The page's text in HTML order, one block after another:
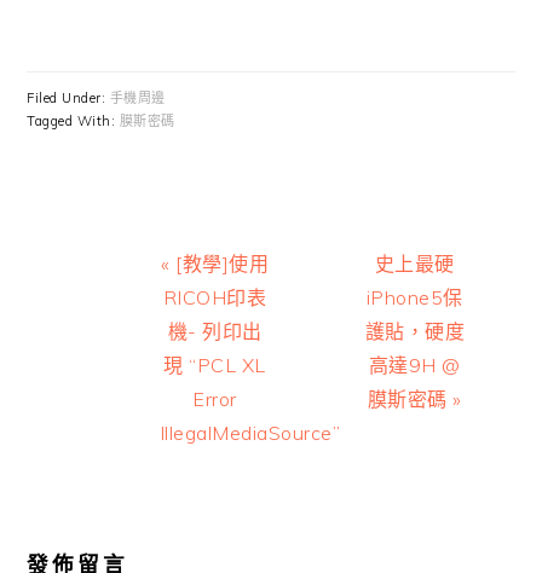
Filed Under: 手機周邊
Tagged With: 膜斯密碼
Previous
Post:
« [教學]使用
RICOH印表
機- 列印出
現 “PCL XL
Error
IllegalMediaSource”
Next
Post:
史上最硬
iPhone5保
護貼，硬度
高達9H @
膜斯密碼 »
發佈留言